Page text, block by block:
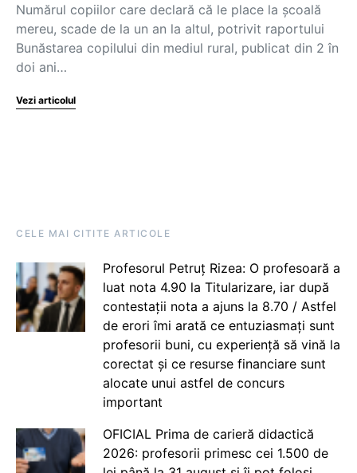
Numărul copiilor care declară că le place la școală
mereu, scade de la un an la altul, potrivit raportului
Bunăstarea copilului din mediul rural, publicat din 2 în
doi ani…
Vezi articolul
CELE MAI CITITE ARTICOLE
Profesorul Petruț Rizea: O profesoară a
luat nota 4.90 la Titularizare, iar după
contestații nota a ajuns la 8.70 / Astfel
de erori îmi arată ce entuziasmați sunt
profesorii buni, cu experiență să vină la
corectat și ce resurse financiare sunt
alocate unui astfel de concurs
important
OFICIAL Prima de carieră didactică
2026: profesorii primesc cei 1.500 de